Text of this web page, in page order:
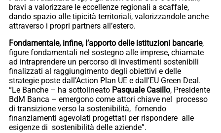
bravi a valorizzare le eccellenze regionali a scaffale,
dando spazio alle tipicità territoriali, valorizzandole anche
attraverso i propri partners all’estero.
Fondamentale, infine, l’apporto delle istituzioni bancarie,
figure fondamentali nel sostegno alle imprese, chiamate
ad intraprendere un percorso di investimenti sostenibili
finalizzati al raggiungimento degli obiettivi e delle
strategie poste dall’Action Plan UE e dall’EU Green Deal.
“Le Banche – ha sottolineato Pasquale Casillo, Presidente
BdM Banca – emergono come attori chiave nel processo
di transizione verso la sostenibilità, fornendo
finanziamenti agevolati progettati per rispondere alle
esigenze di sostenibilità delle aziende”.